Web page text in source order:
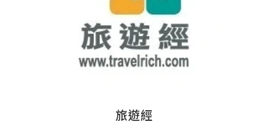
旅遊經